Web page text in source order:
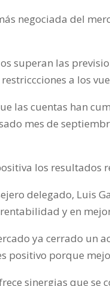
negociada del
superan las
a los
las cuentas han
mes de
los
delegado, Luis
y en
ya cerrado
positivo porque
sinergias que